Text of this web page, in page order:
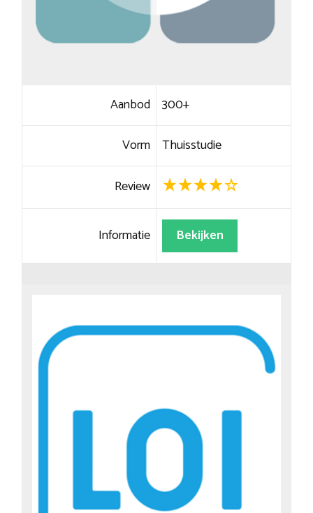
Aanbod 300+
Vorm Thuisstudie
Review
Informatie Bekijken